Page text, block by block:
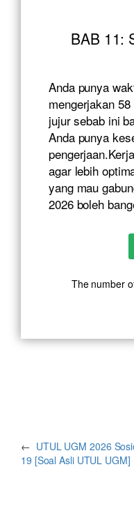
BAB 11:
Anda punya
mengerjakan
jujur sebab ini
Anda punya
agar lebih
yang mau
2026 boleh
The number
← UTUL UGM 2026
19 [Soal Asli UTUL UGM]